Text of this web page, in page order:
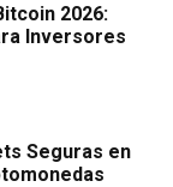
2026:
Inversores
Seguras en